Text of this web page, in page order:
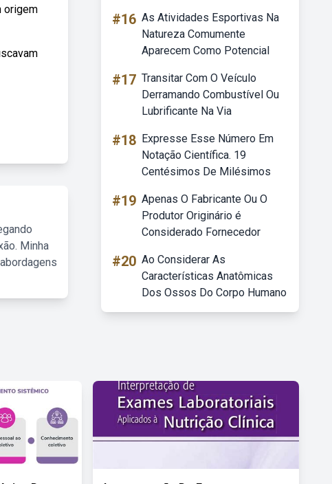
origem
Minha
#16 As Atividades Esportivas Na
Natureza Comumente
Aparecem Como Potencial
#17 Transitar Com O Veículo
Derramando Combustível Ou
Lubrificante Na Via
#18 Expresse Esse Número Em
Notação Científica. 19
Centésimos De Milésimos
#19 Apenas O Fabricante Ou O
Produtor Originário é
Considerado Fornecedor
#20 Ao Considerar As
Características Anatômicas
Dos Ossos Do Corpo Humano